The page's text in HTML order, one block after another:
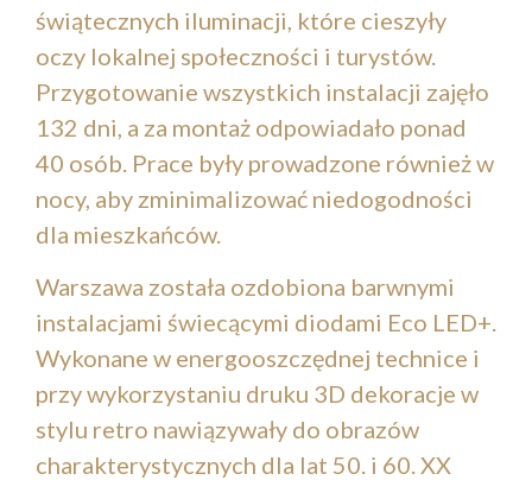
świątecznych iluminacji, które cieszyły
oczy lokalnej społeczności i turystów.
Przygotowanie wszystkich instalacji zajęło
132 dni, a za montaż odpowiadało ponad
40 osób. Prace były prowadzone również w
nocy, aby zminimalizować niedogodności
dla mieszkańców.
Warszawa została ozdobiona barwnymi
instalacjami świecącymi diodami Eco LED+.
Wykonane w energooszczędnej technice i
przy wykorzystaniu druku 3D dekoracje w
stylu retro nawiązywały do obrazów
charakterystycznych dla lat 50. i 60. XX